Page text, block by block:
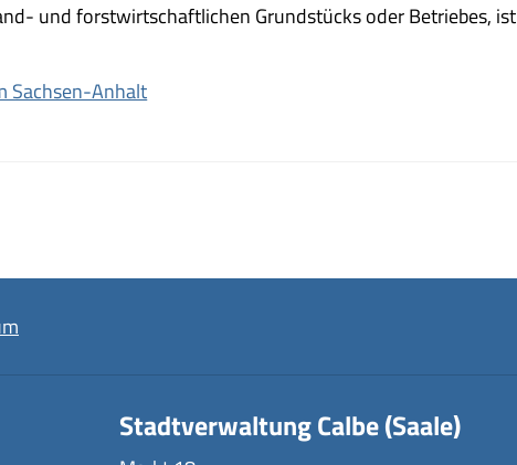
und forstwirtschaftlichen Grundstücks oder Betriebes, ist
Sachsen-Anhalt
Stadtverwaltung Calbe (Saale)